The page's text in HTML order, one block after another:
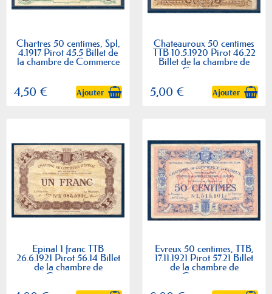
Chartres 50 centimes, Spl,
4.1917 Pirot 45.5 Billet de
la chambre de Commerce
4,50 € Ajouter
Chateauroux 50 centimes
TTB 10.5.1920 Pirot 46.22
Billet de la chambre de
Commerce
5,00 € Ajouter
Epinal 1 franc TTB
26.6.1921 Pirot 56.14 Billet
de la chambre de
Commerce
Evreux 50 centimes, TTB,
17.11.1921 Pirot 57.21 Billet
de la chambre de
Commerce